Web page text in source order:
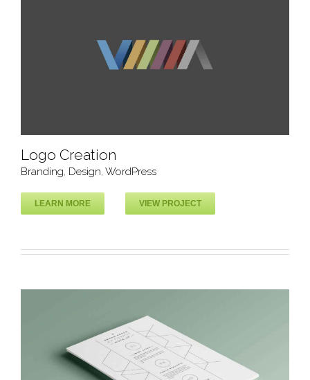
Logo Creation
Branding, Design, WordPress
LEARN MORE VIEW PROJECT